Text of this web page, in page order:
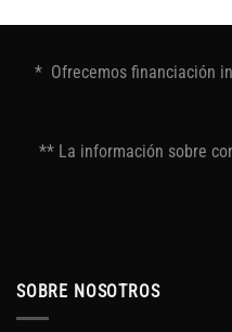
* Ofrecemos financiación
** La información sobre
SOBRE NOSOTROS